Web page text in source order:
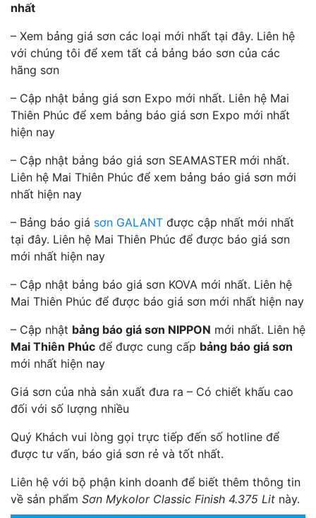
nhất
– Xem bảng giá sơn các loại mới nhất tại đây. Liên hệ
với chúng tôi để xem tất cả bảng báo sơn của các
hãng sơn
– Cập nhật bảng giá sơn Expo mới nhất. Liên hệ Mai
Thiên Phúc để xem bảng báo giá sơn Expo mới nhất
hiện nay
– Cập nhật bảng báo giá sơn SEAMASTER mới nhất.
Liên hệ Mai Thiên Phúc để xem bảng báo giá sơn mới
nhất hiện nay
– Bảng báo giá sơn GALANT được cập nhất mới nhất
tại đây. Liên hệ Mai Thiên Phúc để được báo giá sơn
mới nhất hiện nay
– Cập nhật bảng báo giá sơn KOVA mới nhất. Liên hệ
Mai Thiên Phúc để được báo giá sơn mới nhất hiện nay
– Cập nhật bảng báo giá sơn NIPPON mới nhất. Liên hệ
Mai Thiên Phúc để được cung cấp bảng báo giá sơn
mới nhất hiện nay
Giá sơn của nhà sản xuất đưa ra – Có chiết khấu cao
đối với số lượng nhiều
Quý Khách vui lòng gọi trực tiếp đến số hotline để
được tư vấn, báo giá sơn rẻ và tốt nhất.
Liên hệ với bộ phận kinh doanh để biết thêm thông tin
về sản phẩm Sơn Mykolor Classic Finish 4.375 Lit này.